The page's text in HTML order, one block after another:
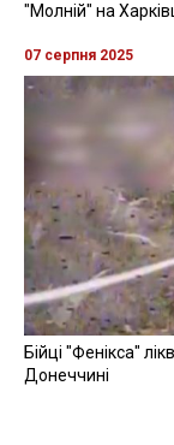
"Молній" на
07 серпня 2025
Бійці "Фенікса"
Донеччині